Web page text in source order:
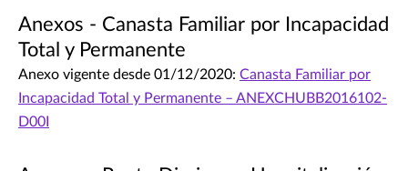
Anexos - Canasta Familiar por Incapacidad
Total y Permanente
Anexo vigente desde 01/12/2020: Canasta Familiar por
Incapacidad Total y Permanente – ANEXCHUBB2016102-
D00I